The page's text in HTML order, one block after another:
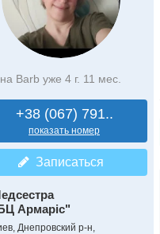
на Barb уже 4 г. 11 мес.
+38 (067) 791..
показать номер
Записаться
Армаріс"
Днепровский р-н,